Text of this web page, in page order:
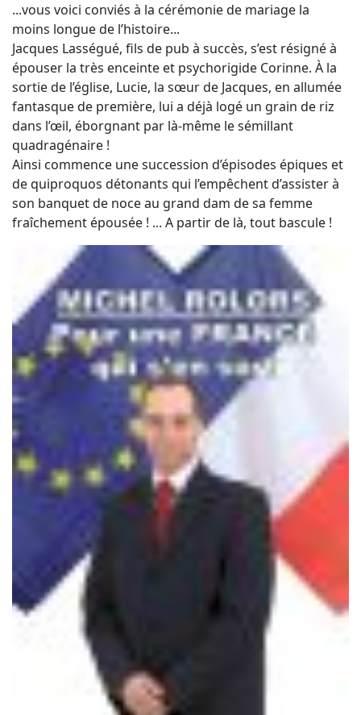
...vous voici conviés à la cérémonie de mariage la
moins longue de l’histoire...
Jacques Lasségué, fils de pub à succès, s’est résigné à
épouser la très enceinte et psychorigide Corinne. À la
sortie de l’église, Lucie, la sœur de Jacques, en allumée
fantasque de première, lui a déjà logé un grain de riz
dans l’œil, éborgnant par là-même le sémillant
quadragénaire !
Ainsi commence une succession d’épisodes épiques et
de quiproquos détonants qui l’empêchent d’assister à
son banquet de noce au grand dam de sa femme
fraîchement épousée ! ... A partir de là, tout bascule !